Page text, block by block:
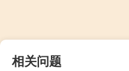
相关问题